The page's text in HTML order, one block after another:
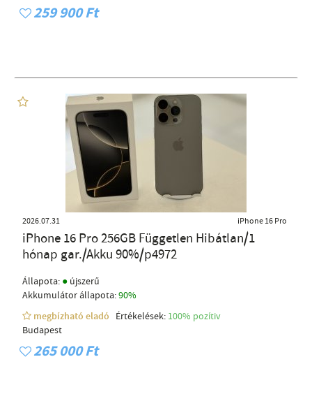
259 900 Ft
2026.07.31 iPhone 16 Pro
iPhone 16 Pro 256GB Független Hibátlan/1
hónap gar./Akku 90%/p4972
Állapota: ● újszerű
Akkumulátor állapota:90%
megbízható eladó
Értékelések: 100% pozítiv
Budapest
265 000 Ft